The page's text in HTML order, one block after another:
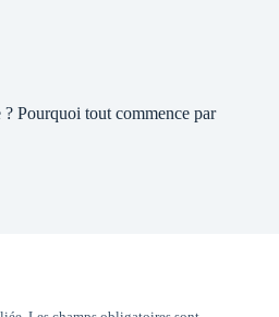
Pourquoi tout commence par